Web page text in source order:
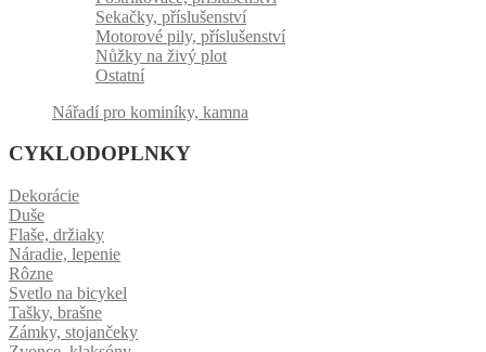
Sekačky, příslušenství
Motorové pily, příslušenství
Nůžky na živý plot
Ostatní
Nářadí pro kominíky, kamna
CYKLODOPLNKY
Dekorácie
Duše
Flaše, držiaky
Náradie, lepenie
Rôzne
Svetlo na bicykel
Tašky, brašne
Zámky, stojančeky